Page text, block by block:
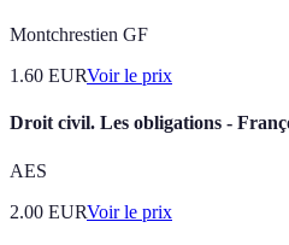
Montchrestien GF
1.60 EURVoir le prix
Droit civil. Les obligations -
AES
2.00 EURVoir le prix